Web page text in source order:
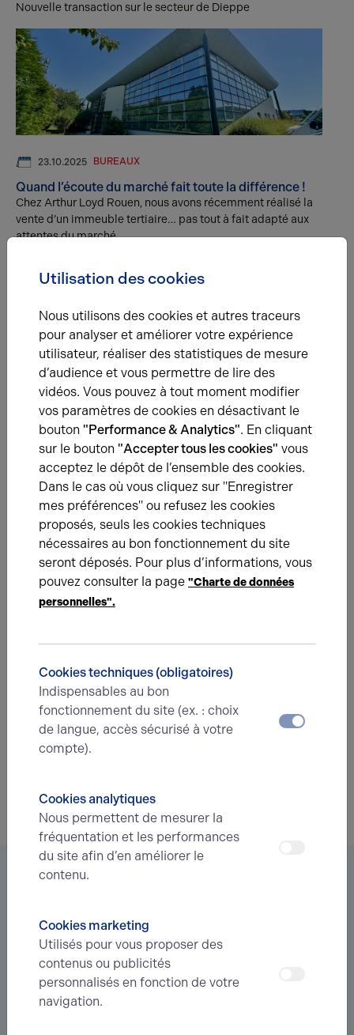
Nouvelle transaction sur le secteur de Dieppe
23.10.2025 BUREAUX
Quand l’écoute du marché fait toute la différence !
Chez Arthur Loyd Rouen, nous avons récemment réalisé la
vente d’un immeuble tertiaire… pas tout à fait adapté aux
attentes du marché.
Une question ?
Prenez contact avec nos experts pour vous
accompagner dans votre projet d’immobilier
d’entreprise.
De la même catégorie
15.04.2024 ILS NOUS ONT FAIT CONFIANCE
Vente d'un site de messagerie
ILS NOUS ONT FAIT CONFIANCE
WE HUB : encore une transaction
L’entreprise rouennaise a été créée en 2019 par Alain
l’entreprise NETPAIE en 2000 (une des premières
entreprises en France à proposer une solution de gestion
automatisée de la paie sur Internet).
Vous êtes à la recherche d’un bien
Déléguez votre projetà nos experts et soyez prévenus des
nouvelles offres en avant-premièrecorrespondant à votre
recherche.
Utilisation des cookies
Nous utilisons des cookies et autres traceurs
pour analyser et améliorer votre expérience
utilisateur, réaliser des statistiques de mesure
d’audience et vous permettre de lire des
vidéos. Vous pouvez à tout moment modifier
vos paramètres de cookies en désactivant le
bouton "Performance & Analytics". En cliquant
sur le bouton "Accepter tous les cookies" vous
acceptez le dépôt de l’ensemble des cookies.
Dans le cas où vous cliquez sur "Enregistrer
mes préférences" ou refusez les cookies
proposés, seuls les cookies techniques
nécessaires au bon fonctionnement du site
seront déposés. Pour plus d’informations, vous
pouvez consulter la page "Charte de données
personnelles".
Cookies techniques (obligatoires)
Indispensables au bon
fonctionnement du site (ex. : choix
de langue, accès sécurisé à votre
compte).
Cookies analytiques
Nous permettent de mesurer la
fréquentation et les performances
du site afin d’en améliorer le
contenu.
Cookies marketing
Utilisés pour vous proposer des
contenus ou publicités
personnalisés en fonction de votre
navigation.